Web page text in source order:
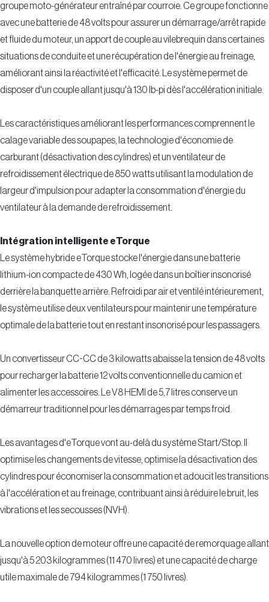
groupe moto-générateur entraîné par courroie. Ce groupe fonctionne
avec une batterie de 48 volts pour assurer un démarrage/arrêt rapide
et fluide du moteur, un apport de couple au vilebrequin dans certaines
situations de conduite et une récupération de l'énergie au freinage,
améliorant ainsi la réactivité et l'efficacité. Le système permet de
disposer d'un couple allant jusqu'à 130 lb-pi dès l'accélération initiale.
Les caractéristiques améliorant les performances comprennent le
calage variable des soupapes, la technologie d'économie de
carburant (désactivation des cylindres) et un ventilateur de
refroidissement électrique de 850 watts utilisant la modulation de
largeur d'impulsion pour adapter la consommation d'énergie du
ventilateur à la demande de refroidissement.
Intégration intelligente eTorque
Le système hybride eTorque stocke l'énergie dans une batterie
lithium-ion compacte de 430 Wh, logée dans un boîtier insonorisé
derrière la banquette arrière. Refroidi par air et ventilé intérieurement,
le système utilise deux ventilateurs pour maintenir une température
optimale de la batterie tout en restant insonorisé pour les passagers.
Un convertisseur CC-CC de 3 kilowatts abaisse la tension de 48 volts
pour recharger la batterie 12 volts conventionnelle du camion et
alimenter les accessoires. Le V8 HEMI de 5,7 litres conserve un
démarreur traditionnel pour les démarrages par temps froid.
Les avantages d'eTorque vont au-delà du système Start/Stop. Il
optimise les changements de vitesse, optimise la désactivation des
cylindres pour économiser la consommation et adoucit les transitions
à l'accélération et au freinage, contribuant ainsi à réduire le bruit, les
vibrations et les secousses (NVH).
La nouvelle option de moteur offre une capacité de remorquage allant
jusqu'à 5 203 kilogrammes (11 470 livres) et une capacité de charge
utile maximale de 794 kilogrammes (1 750 livres).